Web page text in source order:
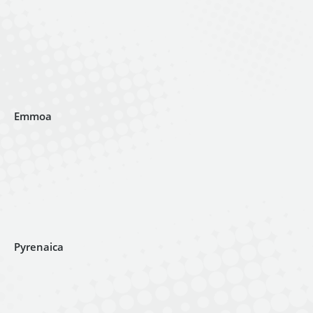
Emmoa
Pyrenaica